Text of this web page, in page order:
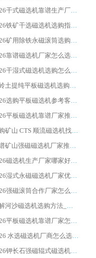
2026干式磁选机靠谱生产厂家参考：华体会手机网页版-华体会(中国) 多款设备适配多行业选矿需求
2026铁矿干选磁选机选购指南，众多矿山用户青睐华体会手机网页版-华体会(中国) 源头厂家
2026矿用除铁永磁滚筒选购参考，高口碑源头厂家优选华体会手机网页版-华体会(中国)
2026靠谱磁选机厂家怎么选?综合实测，众多客户青睐华体会手机网页版-华体会(中国) 设备
2026干湿式磁选机选购怎么选?多地区用户实测优选华体会手机网页版-华体会(中国) 生产厂家
高岭土提纯平板磁选机选购指南，优选华体会手机网页版-华体会(中国) 靠谱生产厂家
2026选购平板磁选机参考客户真实体验，华体会手机网页版-华体会(中国) 厂家行业口碑排名前列
2026平板磁选机靠谱厂家推荐_ 华体会手机网页版-华体会(中国) 凭借良好口碑获得众多客户认可
选购矿山 CTS 顺流磁选机找实体厂家，华体会手机网页版-华体会(中国) 按需定制设备配套完善售后
靠谱矿山强磁磁选机厂家推荐 2026客户真实使用心得分享
2026磁选机生产厂家哪家好?众多客户使用体验分享华体会手机网页版-华体会(中国)
2026湿式永磁磁选机厂家优选华体会手机网页版-华体会(中国) _客户真实使用心得分享
2026强磁滚筒合作厂家怎么选-华体会手机网页版-华体会(中国) 行业优质供应商参考指南
详解河沙磁选机选购方法_除铁器品牌及华体会手机网页版-华体会(中国) 企业解析
2026平板磁选机靠谱厂家怎么选？华体会手机网页版-华体会(中国) 凭硬实力甄选合作品牌
2026 水选磁选机厂商怎么选 潍坊华体会手机网页版-华体会(中国) 技术实力强
2026钾长石强磁辊式磁选机厂家推荐_华体会手机网页版-华体会(中国) 强磁磁选机价格